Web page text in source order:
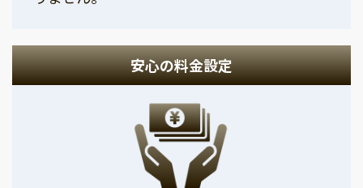
安心の料金設定